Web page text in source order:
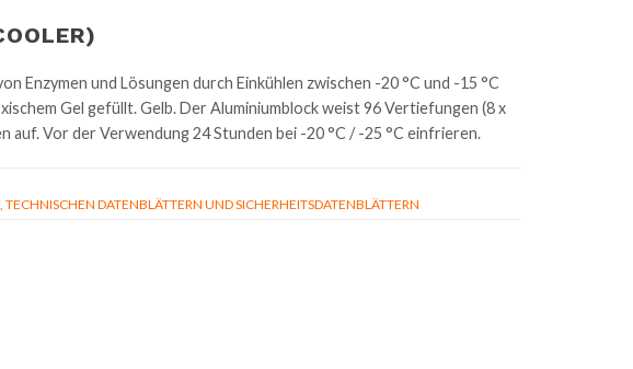
Enzymen und Lösungen durch Einkühlen zwischen -20 °C und -15 °C
Gel gefüllt. Gelb. Der Aluminiumblock weist 96 Vertiefungen (8 x
auf. Vor der Verwendung 24 Stunden bei -20 °C / -25 °C einfrieren.
DATENBLÄTTERN UND SICHERHEITSDATENBLÄTTERN